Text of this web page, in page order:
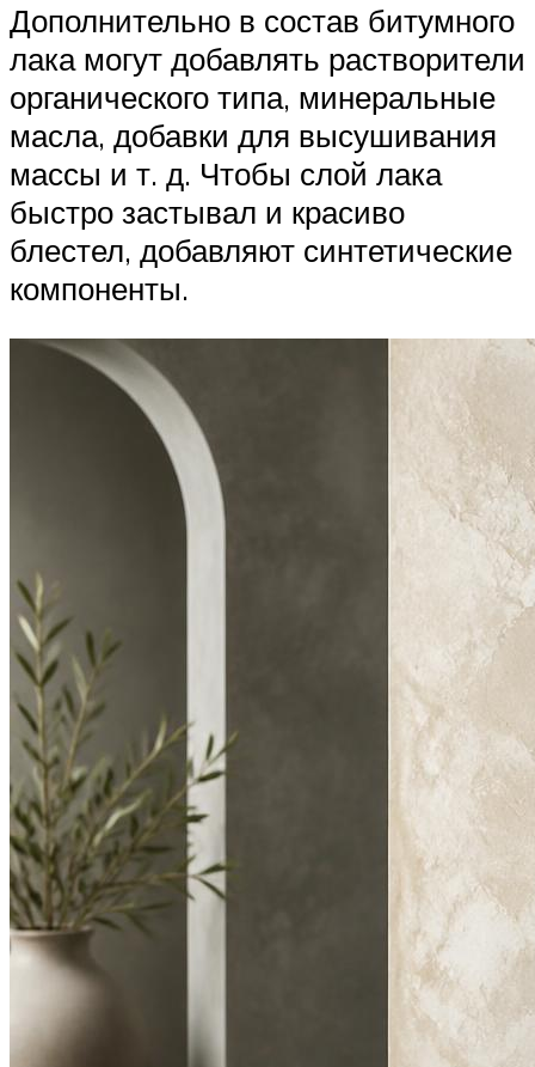
Дополнительно в состав битумного
лака могут добавлять растворители
органического типа, минеральные
масла, добавки для высушивания
массы и т. д. Чтобы слой лака
быстро застывал и красиво
блестел, добавляют синтетические
компоненты.